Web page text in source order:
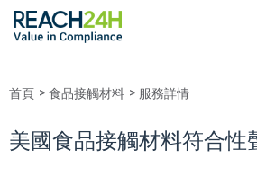
首頁 食品接觸材料 服務詳情
美國食品接觸材料符合性